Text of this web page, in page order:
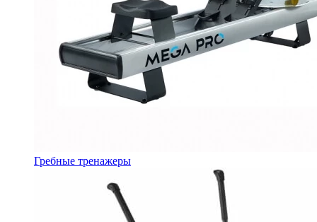
Гребные тренажеры